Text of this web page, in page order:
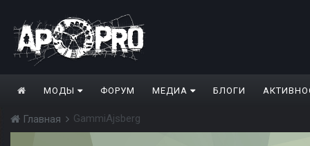
МОДЫ ФОРУМ МЕДИА БЛОГИ
Главная GammiAjsberg